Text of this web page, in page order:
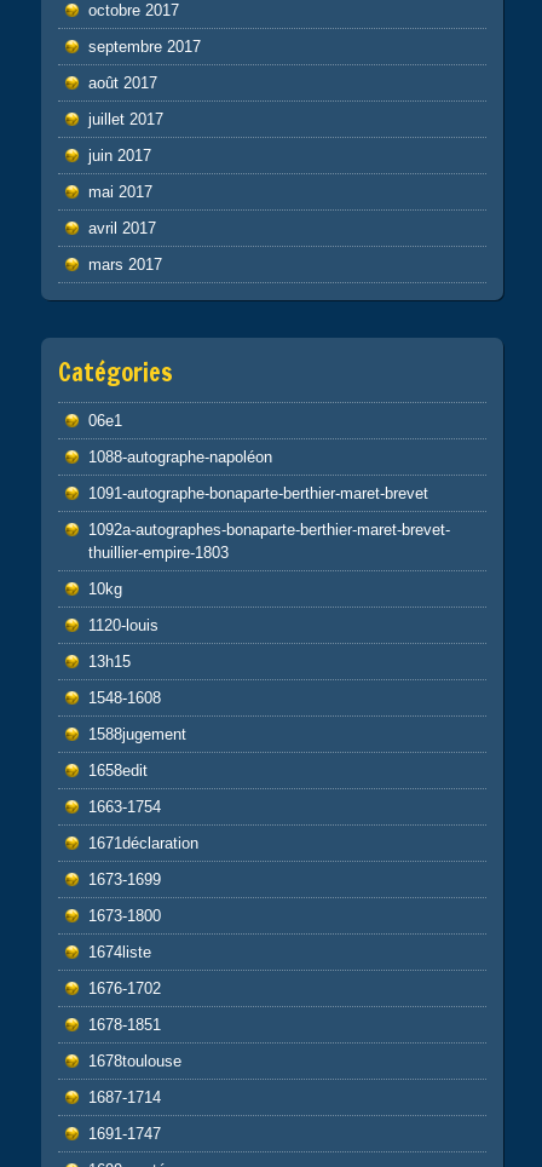
octobre 2017
septembre 2017
août 2017
juillet 2017
juin 2017
mai 2017
avril 2017
mars 2017
Catégories
06e1
1088-autographe-napoléon
1091-autographe-bonaparte-berthier-maret-brevet
1092a-autographes-bonaparte-berthier-maret-brevet-
thuillier-empire-1803
10kg
1120-louis
13h15
1548-1608
1588jugement
1658edit
1663-1754
1671déclaration
1673-1699
1673-1800
1674liste
1676-1702
1678-1851
1678toulouse
1687-1714
1691-1747